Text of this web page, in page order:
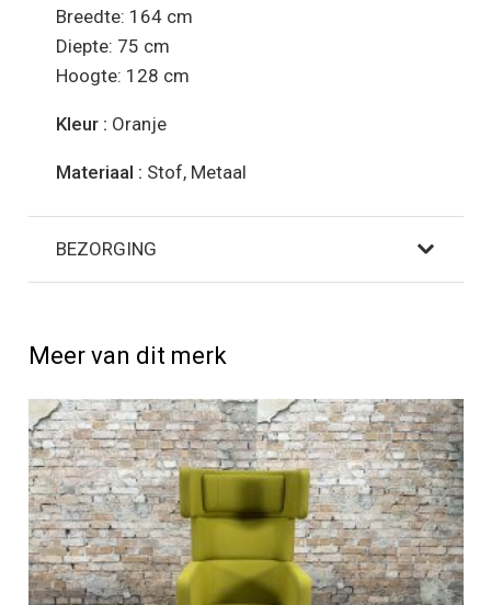
Breedte: 164 cm
Diepte: 75 cm
Hoogte: 128 cm
Kleur : Oranje
Materiaal : Stof, Metaal
BEZORGING
Meer van dit merk